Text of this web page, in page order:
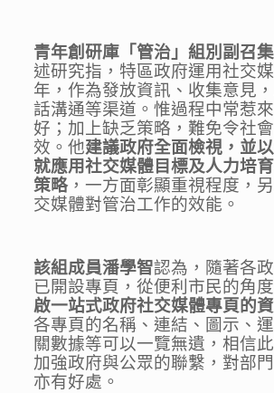
青年創研庫「管治」組別副召
述研究指，特區政府運用社交
年，作為發放資訊、收集意見
話溝通等渠道。惟過程中常惹
好；加上缺乏策略，難免令社
效。他建議政府全面檢視，並
就應用社交媒體目標及人力培
策略，一方面彰顯重視程度，
交媒體對管治工作的效能。
該組成員潘學智認為，隨著各
已開設專頁，從便利市民的角度
啟一站式政府社交媒體專頁的
各專頁的名稱、連結、圖示、
關數據等可以一覽無遺，相信
加強政府與公眾的聯繫，對部
亦有好處。